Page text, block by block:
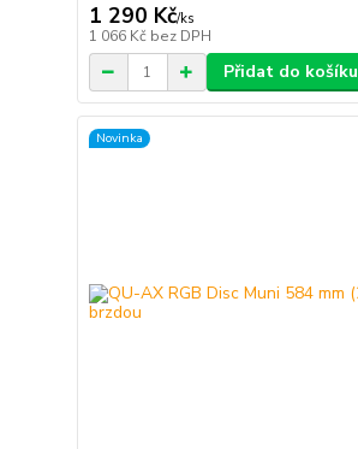
1 290 Kč/ks
1 066 Kč bez DPH
Přidat do košíku
Novinka